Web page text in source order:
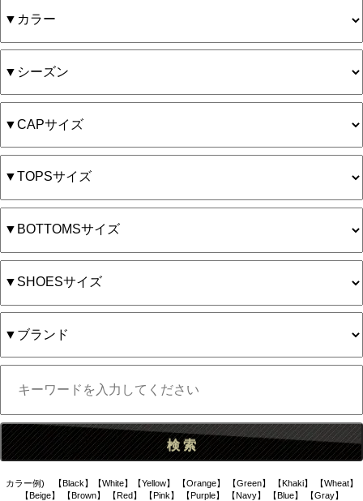
カラー例) 【Black】【White】【Yellow】 【Orange】 【Green】 【Khaki】 【Wheat】
【Beige】 【Brown】 【Red】 【Pink】 【Purple】 【Navy】 【Blue】 【Gray】